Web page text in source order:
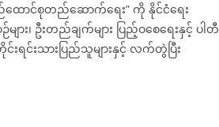
ထောင်စုတည်ဆောက်ရေး” ကို နိုင်ငံရေး
ား၊ ဦးတည်ချက်များ ပြည့်ဝစေရေးနှင့် ပါတီ
ရင်းသားပြည်သူများနှင့် လက်တွဲပြီး